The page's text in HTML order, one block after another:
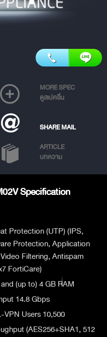
MORE SPEC
ดูสเปคอื่น
SHARE MAIL
ARTICLE
บทความ
Specification
Protection (UTP) (IPS,
Protection, Application
Filtering, Antispam
FortiCare)
(up to) 4 GB RAM
14.8 Gbps
Users 10,500
(AES256+SHA1, 512